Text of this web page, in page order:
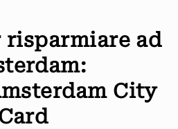
risparmiare ad
City